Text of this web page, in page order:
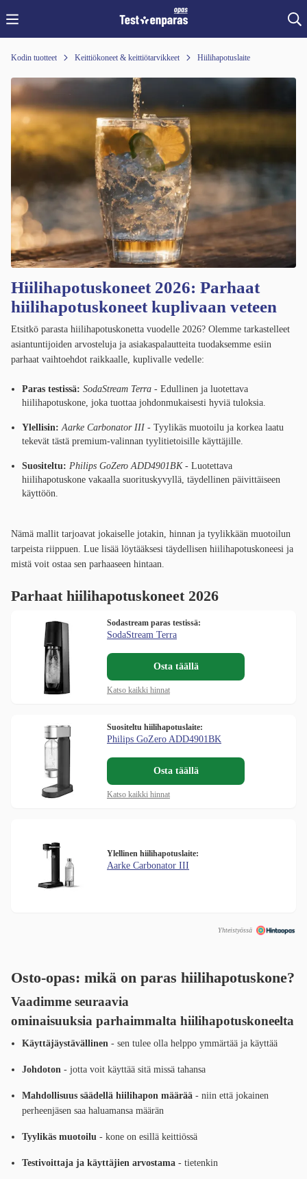
Kodin tuotteet Keittiökoneet & keittiötarvikkeet Hiilihapotuslaite
Hiilihapotuskoneet 2026: Parhaat
hiilihapotuskoneet kuplivaan veteen
Etsitkö parasta hiilihapotuskonetta vuodelle 2026? Olemme tarkastelleet
asiantuntijoiden arvosteluja ja asiakaspalautteita tuodaksemme esiin
parhaat vaihtoehdot raikkaalle, kuplivalle vedelle:
Paras testissä: SodaStream Terra - Edullinen ja luotettava
hiilihapotuskone, joka tuottaa johdonmukaisesti hyviä tuloksia.
Ylellisin: Aarke Carbonator III - Tyylikäs muotoilu ja korkea laatu
tekevät tästä premium-valinnan tyylitietoisille käyttäjille.
Suositeltu: Philips GoZero ADD4901BK- Luotettava
hiilihapotuskone vakaalla suorituskyvyllä, täydellinen päivittäiseen
käyttöön.
Nämä mallit tarjoavat jokaiselle jotakin, hinnan ja tyylikkään muotoilun
tarpeista riippuen. Lue lisää löytääksesi täydellisen hiilihapotuskoneesi ja
mistä voit ostaa sen parhaaseen hintaan.
Parhaat hiilihapotuskoneet 2026
Sodastream paras testissä:
SodaStream Terra
Osta täällä
Katso kaikki hinnat
Suositeltu hiilihapotuslaite:
Philips GoZero ADD4901BK
Osta täällä
Katso kaikki hinnat
Ylellinen hiilihapotuslaite:
Aarke Carbonator III
Yhteistyössä
Osto-opas: mikä on paras hiilihapotuskone?
Vaadimme seuraavia
ominaisuuksia parhaimmalta hiilihapotuskoneelta
Käyttäjäystävällinen - sen tulee olla helppo ymmärtää ja käyttää
Johdoton - jotta voit käyttää sitä missä tahansa
Mahdollisuus säädellä hiilihapon määrää - niin että jokainen
perheenjäsen saa haluamansa määrän
Tyylikäs muotoilu - kone on esillä keittiössä
Testivoittaja ja käyttäjien arvostama - tietenkin